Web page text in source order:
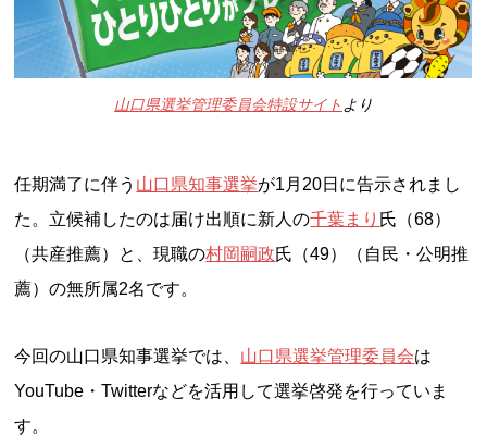
山口県選挙管理委員会特設サイト より
任期満了に伴う 山口県知事選挙が1月20日に告示されまし
た。立候補したのは届け出順に新人の千葉まり 氏（68）
（共産推薦）と、現職の村岡嗣政氏（49）（自民・公明推
薦）の無所属2名です。
今回の山口県知事選挙では、 山口県選挙管理委員会は
YouTube・Twitterなどを活用して選挙啓発を行っていま
す。